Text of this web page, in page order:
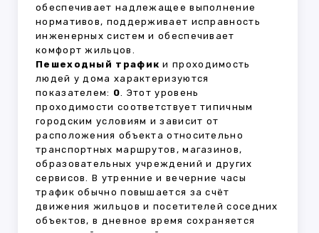
обеспечивает надлежащее выполнение
нормативов, поддерживает исправность
инженерных систем и обеспечивает
комфорт жильцов.
Пешеходный трафик и проходимость
людей у дома характеризуются
показателем: 0. Этот уровень
проходимости соответствует типичным
городским условиям и зависит от
расположения объекта относительно
транспортных маршрутов, магазинов,
образовательных учреждений и других
сервисов. В утренние и вечерние часы
трафик обычно повышается за счёт
движения жильцов и посетителей соседних
объектов, в дневное время сохраняется